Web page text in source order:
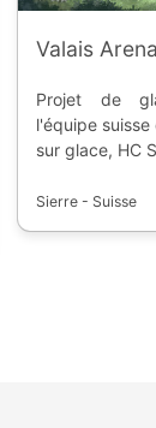
Valais Arena
Projet de
l'équipe
sur glace, HC
Sierre - Suisse